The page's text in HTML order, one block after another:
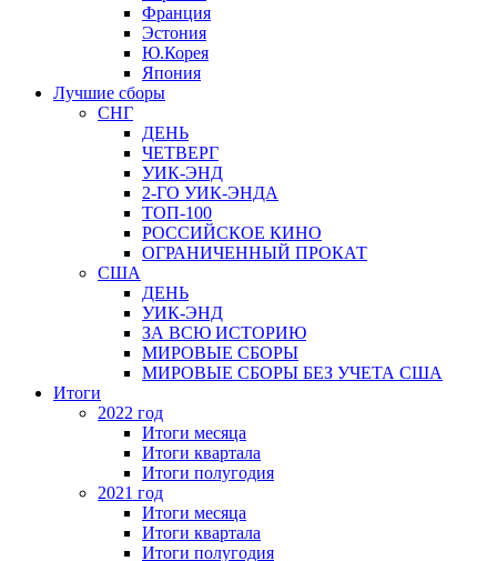
Франция
Эстония
Ю.Корея
Япония
Лучшие сборы
СНГ
ДЕНЬ
ЧЕТВЕРГ
УИК-ЭНД
2-ГО УИК-ЭНДА
ТОП-100
РОССИЙСКОЕ КИНО
ОГРАНИЧЕННЫЙ ПРОКАТ
США
ДЕНЬ
УИК-ЭНД
ЗА ВСЮ ИСТОРИЮ
МИРОВЫЕ СБОРЫ
МИРОВЫЕ СБОРЫ БЕЗ УЧЕТА США
Итоги
2022 год
Итоги месяца
Итоги квартала
Итоги полугодия
2021 год
Итоги месяца
Итоги квартала
Итоги полугодия